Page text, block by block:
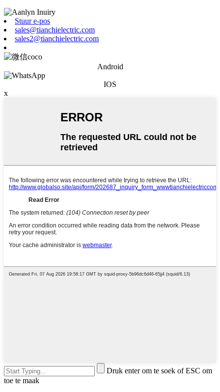
Stuur e-pos
sales@tianchielectric.com
sales2@tianchielectric.com
Android
IOS
x
Druk enter om te soek of ESC om
toe te maak